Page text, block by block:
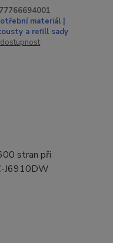
materiál |
a refill sady
stran při
J6910DW